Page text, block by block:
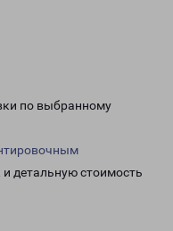
по выбранному
и детальную стоимость